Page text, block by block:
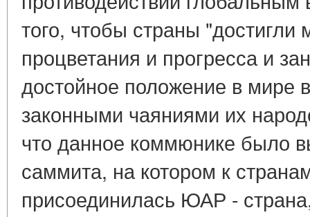
того, чтобы страны "достигли
процветания и прогресса и
достойное положение в мире
законными чаяниями их
что данное коммюнике было
саммита, на котором к
присоединилась ЮАР -